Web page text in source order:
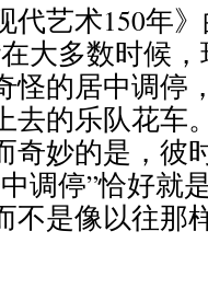
代艺术150年
大多数时候
怪的居中调停
去的乐队花车
奇妙的是，彼
调停”恰好就
不是像以往那